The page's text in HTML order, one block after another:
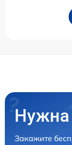
Нужна
Закажите